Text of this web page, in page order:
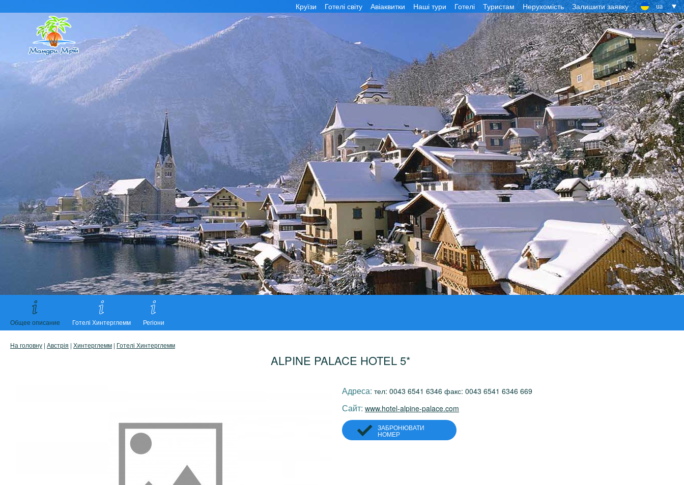
Круїзи Готелі світу Авіаквитки Наші тури Готелі Туристам Нерухомість Залишити заявку ua
Общее описание Готелі Хинтерглемм Регіони
На головну | Австрія | Хинтерглемм | Готелі Хинтерглемм
ALPINE PALACE HOTEL 5*
Адреса: тел: 0043 6541 6346 факс: 0043 6541 6346 669
Сайт: www.hotel-alpine-palace.com
ЗАБРОНЮВАТИ
НОМЕР